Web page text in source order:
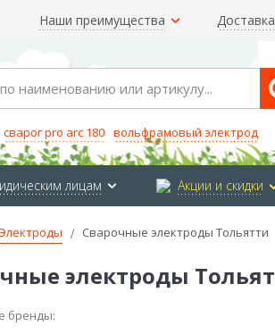
Наши преимущества
сварог pro arc 180 вольфрамовый электрод
лицам Акции и скидки
Сварочные электроды Тольятти
электроды
бренды: